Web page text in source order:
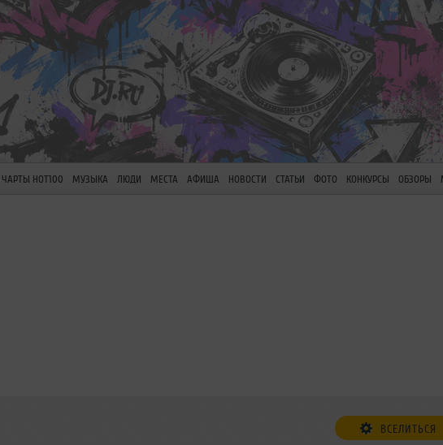
ЧАРТЫ HOT100 МУЗЫКА ЛЮДИ МЕСТА АФИША НОВОСТИ СТАТЬИ ФОТО КОНКУРСЫ ОБЗОРЫ
ВСЕЛИТЬСЯ